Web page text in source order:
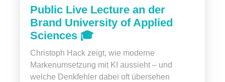
Public Live Lecture an der
Brand University of Applied
Sciences 🎓
Christoph Hack zeigt, wie moderne
Markenumsetzung mit KI aussieht – und
welche Denkfehler dabei oft übersehen